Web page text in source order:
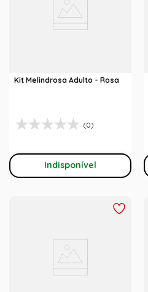
Kit Melindrosa Adulto - Rosa
(0)
Indisponível